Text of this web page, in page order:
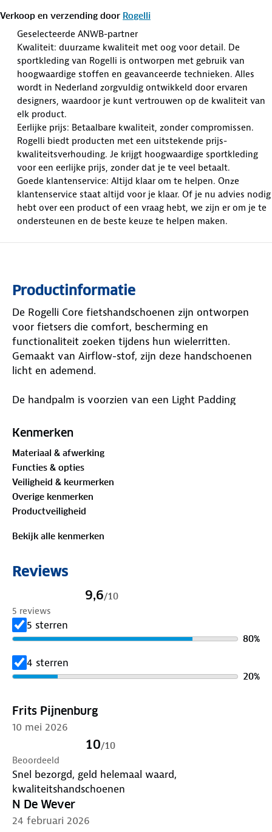
Verkoop en verzending door Rogelli
Geselecteerde ANWB-partner
Kwaliteit: duurzame kwaliteit met oog voor detail. De
sportkleding van Rogelli is ontworpen met gebruik van
hoogwaardige stoffen en geavanceerde technieken. Alles
wordt in Nederland zorgvuldig ontwikkeld door ervaren
designers, waardoor je kunt vertrouwen op de kwaliteit van
elk product.
Eerlijke prijs: Betaalbare kwaliteit, zonder compromissen.
Rogelli biedt producten met een uitstekende prijs-
kwaliteitsverhouding. Je krijgt hoogwaardige sportkleding
voor een eerlijke prijs, zonder dat je te veel betaalt.
Goede klantenservice: Altijd klaar om te helpen. Onze
klantenservice staat altijd voor je klaar. Of je nu advies nodig
hebt over een product of een vraag hebt, we zijn er om je te
ondersteunen en de beste keuze te helpen maken.
Productinformatie
De Rogelli Core fietshandschoenen zijn ontworpen
voor fietsers die comfort, bescherming en
functionaliteit zoeken tijdens hun wielerritten.
Gemaakt van Airflow-stof, zijn deze handschoenen
licht en ademend.
De handpalm is voorzien van een Light Padding
inzetstukken die schokken opvangen en je handen
voor een comfortabele grip en verminderde
vermoeidheid van je handen.
De handschoenen hebben een praktische
klittenbandsluiting bij de pols voor een perfecte
pasvorm en snelle aanpassing. De handige uittrek-
vochtabsorberende duim ideaal om zweet van je
gezicht te vegen.
Kenmerken
Materiaal & afwerking
Functies & opties
Veiligheid & keurmerken
Overige kenmerken
Productveiligheid
Bekijk alle kenmerken
Reviews
9,6/10
5 reviews
5 sterren
80%
4 sterren
20%
Frits Pijnenburg
10 mei 2026
10/10
Beoordeeld
Snel bezorgd, geld helemaal waard,
kwaliteitshandschoenen
N De Wever
24 februari 2026